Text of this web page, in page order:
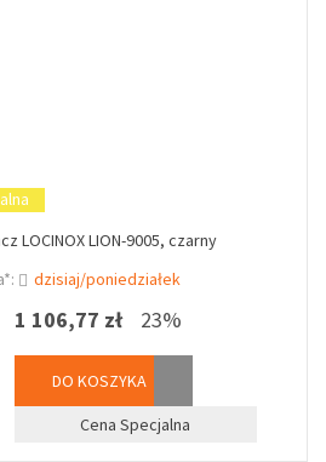
LOCINOX LION-9005, czarny
dzisiaj/poniedziałek
1 106,77 zł 23%
DO KOSZYKA
Cena Specjalna